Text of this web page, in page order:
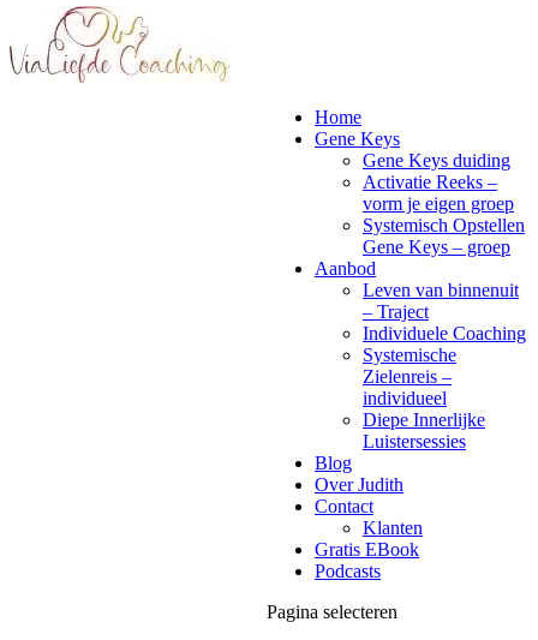
Home
Gene Keys
Gene Keys duiding
Activatie Reeks –
vorm je eigen groep
Systemisch Opstellen
Gene Keys – groep
Aanbod
Leven van binnenuit
– Traject
Individuele Coaching
Systemische
Zielenreis –
individueel
Diepe Innerlijke
Luistersessies
Blog
Over Judith
Contact
Klanten
Gratis EBook
Podcasts
Pagina selecteren